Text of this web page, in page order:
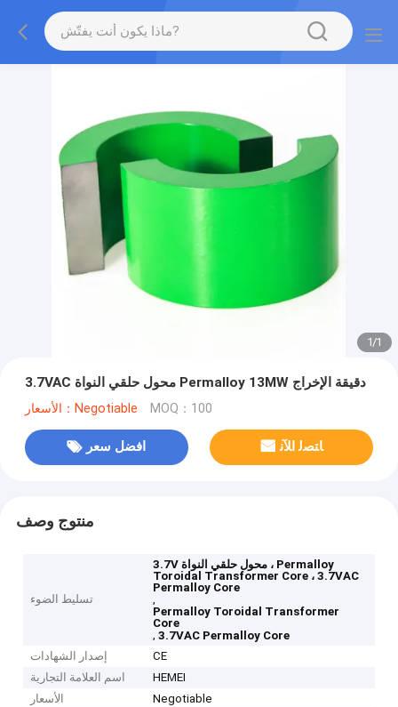
1/1
3.7VAC محول حلقي النواة Permalloy 13MW دقيقة الإخراج
الأسعار：Negotiable MOQ：100
افضل سعر ﺎﺘﺼﻟ ﺍﻶﻧ
منتوج وصف
تسليط الضوء
3.7V محول حلقي النواة ، Permalloy
Toroidal Transformer Core ، 3.7VAC
Permalloy Core
,
Permalloy Toroidal Transformer
Core
,3.7VAC Permalloy Core
إصدار الشهادات
CE
اسم العلامة التجارية
HEMEI
الأسعار
Negotiable